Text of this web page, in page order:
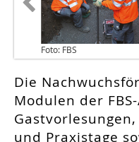
Foto: FBS
Die
Modulen der
und Praxistage